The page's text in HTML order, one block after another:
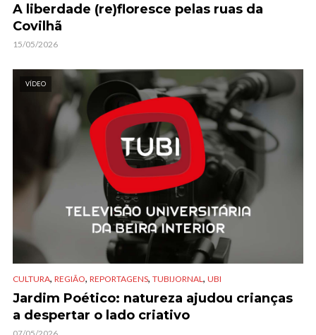
A liberdade (re)floresce pelas ruas da
Covilhã
15/05/2026
VÍDEO
CULTURA, REGIÃO, REPORTAGENS, TUBIJORNAL, UBI
Jardim Poético: natureza ajudou crianças
a despertar o lado criativo